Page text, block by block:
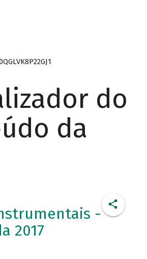
do
da
-
2017